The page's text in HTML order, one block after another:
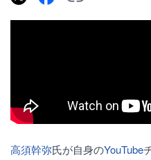
高須幹弥氏が自身のYouTube